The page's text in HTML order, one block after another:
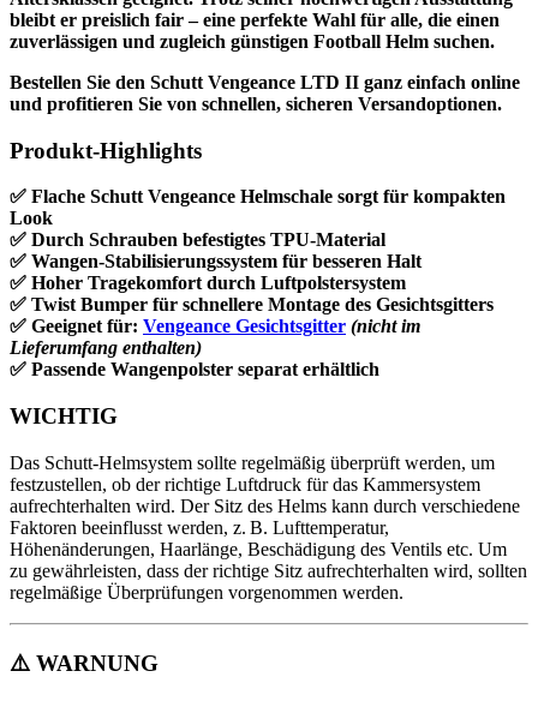
bleibt er preislich fair – eine perfekte Wahl für alle, die einen
zuverlässigen und zugleich günstigen Football Helm suchen.
Bestellen Sie den Schutt Vengeance LTD II ganz einfach online
und profitieren Sie von schnellen, sicheren Versandoptionen.
Produkt-Highlights
✅ Flache Schutt Vengeance Helmschale sorgt für kompakten
Look
✅ Durch Schrauben befestigtes TPU-Material
✅ Wangen-Stabilisierungssystem für besseren Halt
✅ Hoher Tragekomfort durch Luftpolstersystem
✅ Twist Bumper für schnellere Montage des Gesichtsgitters
✅ Geeignet für: Vengeance Gesichtsgitter (nicht im
Lieferumfang enthalten)
✅ Passende Wangenpolster separat erhältlich
WICHTIG
Das Schutt-Helmsystem sollte regelmäßig überprüft werden, um
festzustellen, ob der richtige Luftdruck für das Kammersystem
aufrechterhalten wird. Der Sitz des Helms kann durch verschiedene
Faktoren beeinflusst werden, z. B. Lufttemperatur,
Höhenänderungen, Haarlänge, Beschädigung des Ventils etc. Um
zu gewährleisten, dass der richtige Sitz aufrechterhalten wird, sollten
regelmäßige Überprüfungen vorgenommen werden.
⚠️ WARNUNG